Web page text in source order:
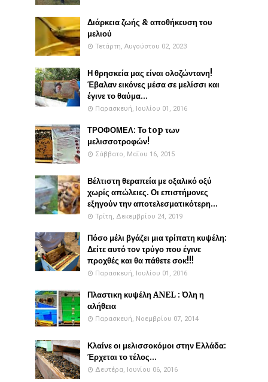
Διάρκεια ζωής & αποθήκευση του
μελιού
Τετάρτη, Αυγούστου 02, 2023
Η θρησκεία μας είναι ολοζώντανη!
Έβαλαν εικόνες μέσα σε μελίσσι και
έγινε το θαύμα...
Παρασκευή, Ιουλίου 01, 2016
ΤΡΟΦΟΜΕΛ: Το top των
μελισσοτροφών!
Σάββατο, Μαΐου 16, 2015
Βέλτιστη θεραπεία με οξαλικό οξύ
χωρίς απώλειες. Οι επιστήμονες
εξηγούν την αποτελεσματικότερη...
Τρίτη, Δεκεμβρίου 24, 2019
Πόσο μέλι βγάζει μια τρίπατη κυψέλη:
Δείτε αυτό τον τρύγο που έγινε
προχθές και θα πάθετε σοκ!!!
Παρασκευή, Ιουλίου 01, 2016
Πλαστικη κυψέλη ANEL : Όλη η
αλήθεια
Παρασκευή, Νοεμβρίου 07, 2014
Κλαίνε οι μελισσοκόμοι στην Ελλάδα:
Έρχεται το τέλος...
Δευτέρα, Ιουνίου 06, 2016